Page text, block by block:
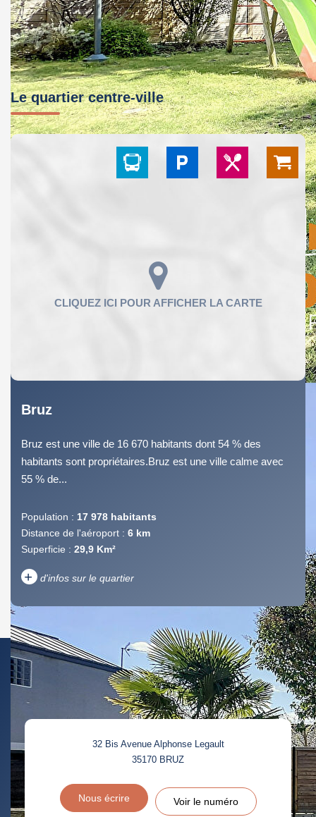
Le quartier centre-ville
Bruz
Bruz est une ville de 16 670 habitants dont 54 % des
habitants sont propriétaires.Bruz est une ville calme avec
55 % de...
Population : 17 978 habitants
Distance de l'aéroport : 6 km
Superficie : 29,9 Km²
+ d'infos sur le quartier
DENSITÉ DE POPULATION ENFANTS ET ADOLESCENTS
AGE MOYEN
REVENU MENSUEL PAR
MÉNAGE
TAUX DE PROPRIÉTAIRES TAUX D'HABITATION
TAXE FONCIÈRE
PART DES MÉNAGES SANS
VOITURE
DISTANCE DE L'AÉROPORT : SUPERFICIE :
32 Bis Avenue Alphonse Legault
35170 BRUZ
Nous écrire Voir le numéro